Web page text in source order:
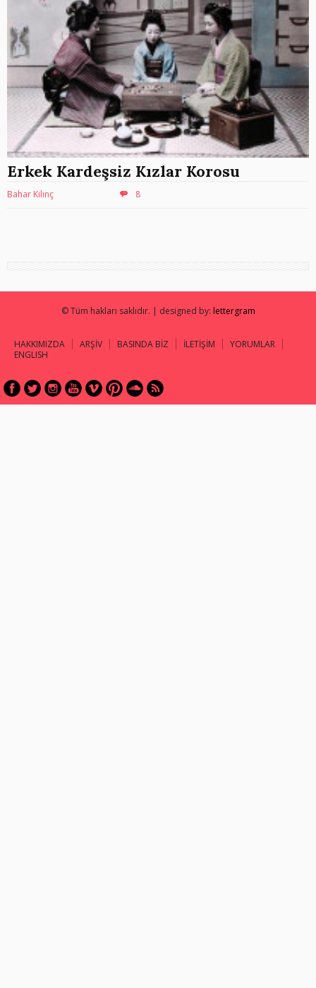
Erkek Kardeşsiz Kızlar Korosu
Bahar Kılınç 8
© Tüm hakları saklıdır. | designed by: lettergram
HAKKIMIZDA ARŞİV BASINDA BİZ İLETİŞİM
YORUMLAR
ENGLISH